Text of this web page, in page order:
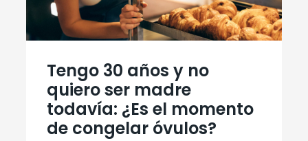
Tengo 30 años y no
quiero ser madre
todavía: ¿Es el momento
de congelar óvulos?